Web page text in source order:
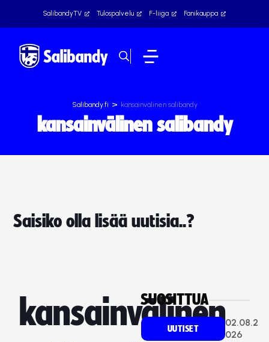
SalibandyTV Tulospalvelu F-liiga Fanikauppa
Salibandy.fi > kansainvälinen salibandy
kansainvälinen salibandy
Saisiko olla lisää uutisia..?
kansainvälinen
SUOSITTUA
UUTISET
02.08.2
026